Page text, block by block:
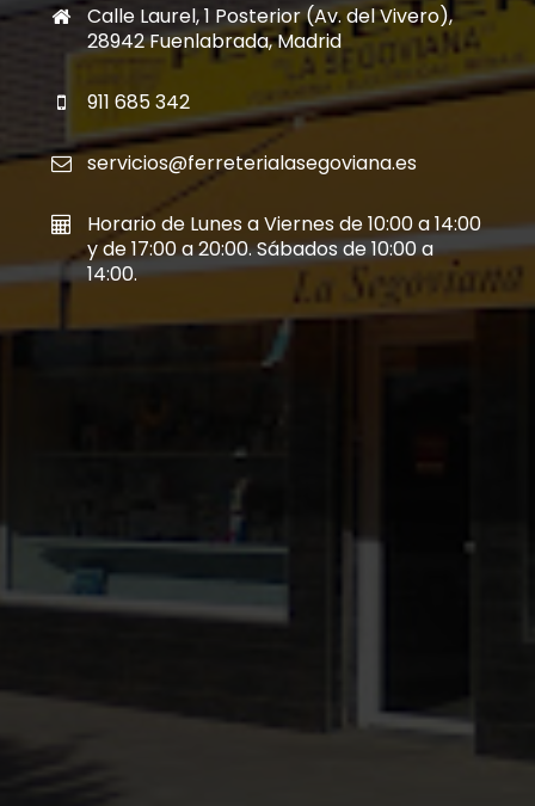
Calle Laurel, 1 Posterior (Av. del Vivero),
28942 Fuenlabrada, Madrid
911 685 342
servicios@ferreterialasegoviana.es
Horario de Lunes a Viernes de 10:00 a 14:00
y de 17:00 a 20:00. Sábados de 10:00 a
14:00.